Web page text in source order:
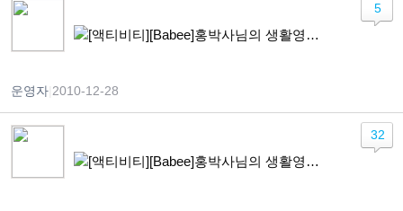
[액티비티][Babee]홍박사님의 생활영어 + 쑥쑥이 가발 붙이기
운영자 2010-12-28
5
[액티비티][Babee]홍박사님의 생활영어 + 옷 갈아입히기 워크시트
32